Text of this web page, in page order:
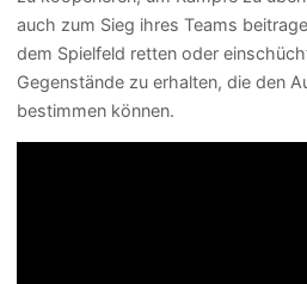
auch zum Sieg ihres Teams
dem Spielfeld retten oder
Gegenstände zu erhalten, die den
bestimmen können.